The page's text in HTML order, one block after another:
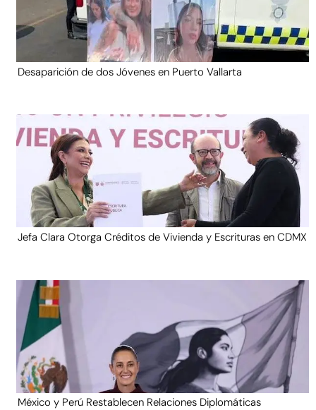
Desaparición de dos Jóvenes en Puerto Vallarta
Jefa Clara Otorga Créditos de Vivienda y Escrituras en CDMX
México y Perú Restablecen Relaciones Diplomáticas